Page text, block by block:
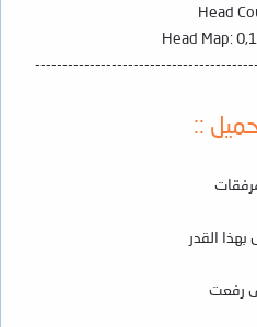
Head
Head Map:
::
القدر
رفعت